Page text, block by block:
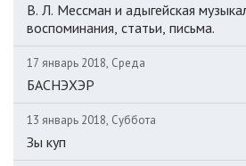
В. Л. Мессман и адыгейская
воспоминания, статьи, письма.
17 январь 2018, Среда
БАСНЭХЭР
13 январь 2018, Суббота
Зы куп